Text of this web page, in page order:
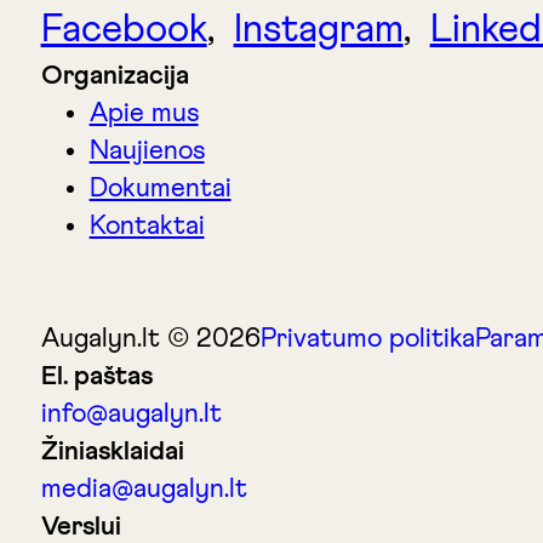
Facebook, Instagram,
Organizacija
Apie mus
Naujienos
Dokumentai
Kontaktai
Augalyn.lt © 2026Privatumo politika
El. paštas
info@augalyn.lt
Žiniasklaidai
media@augalyn.lt
Verslui